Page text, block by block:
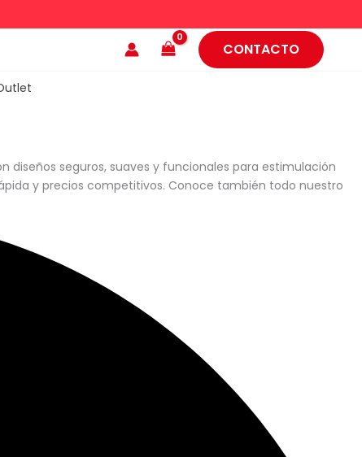
CONTACTO
diseños seguros, suaves y funcionales para estimulación
y precios competitivos. Conoce también todo nuestro